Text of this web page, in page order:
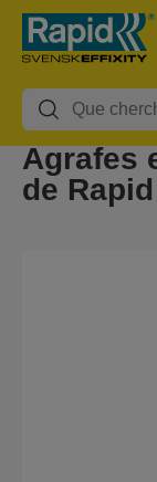
Agrafes
de Rapid